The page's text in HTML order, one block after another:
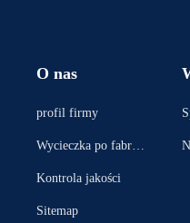
O nas
profil firmy
Wycieczka po fabryc
Kontrola jakości
Sitemap